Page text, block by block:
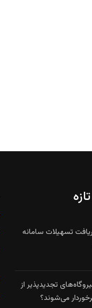
تسهیلات سامانه
تجدیدپذیر از
می‌شوند؟